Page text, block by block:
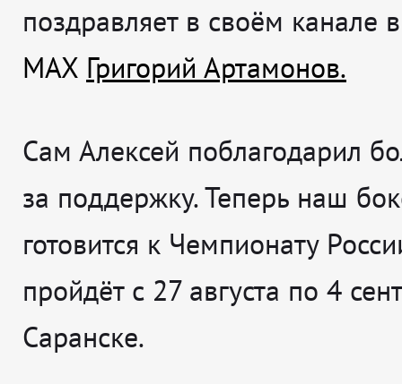
поздравляет в своём канале в
MAX Григорий Артамонов.
Сам Алексей поблагодарил
за поддержку. Теперь наш
готовится к Чемпионату
пройдёт с 27 августа по 4
Саранске.